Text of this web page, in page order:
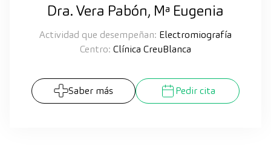
Dra. Vera Pabón, Mª Eugenia
Actividad que desempeñan: Electromiografía
Centro: Clínica CreuBlanca
Saber más Pedir cita